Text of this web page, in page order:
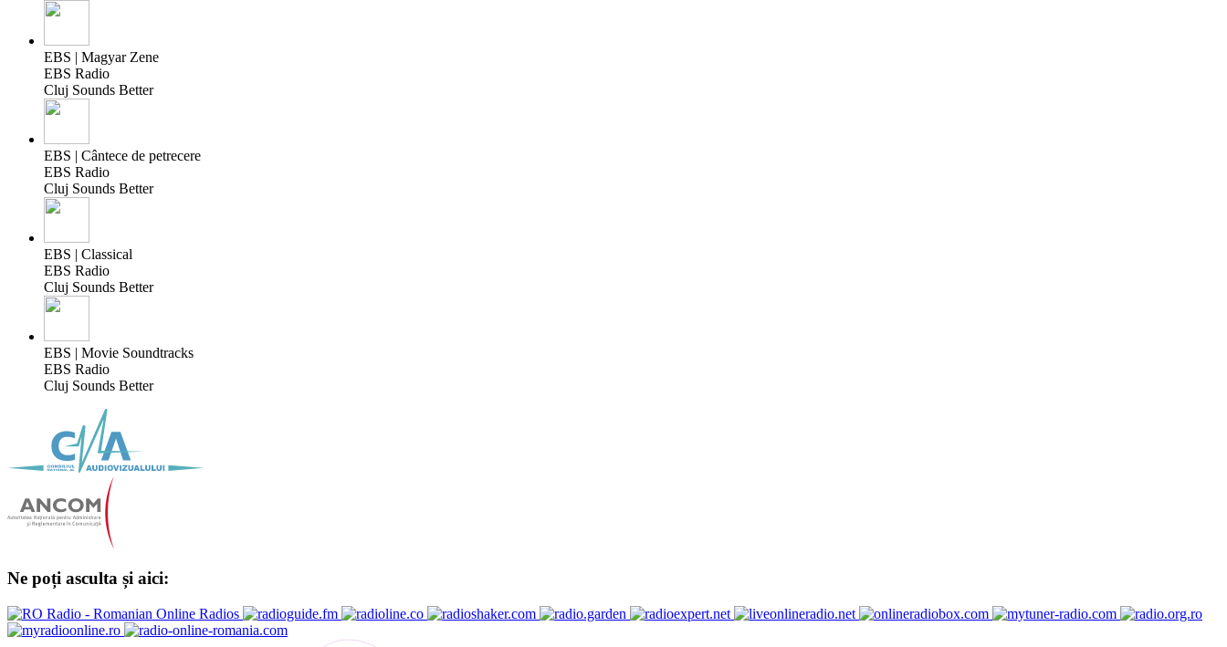
EBS | Magyar Zene
EBS Radio
Cluj Sounds Better
EBS | Cântece de petrecere
EBS Radio
Cluj Sounds Better
EBS | Classical
EBS Radio
Cluj Sounds Better
EBS | Movie Soundtracks
EBS Radio
Cluj Sounds Better
Ne poți asculta și aici: